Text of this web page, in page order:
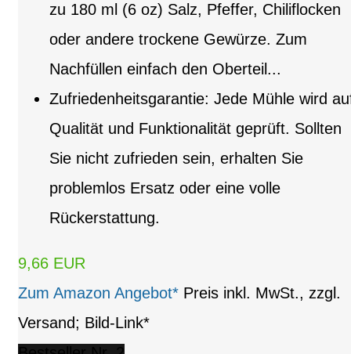
zu 180 ml (6 oz) Salz, Pfeffer, Chiliflocken
oder andere trockene Gewürze. Zum
Nachfüllen einfach den Oberteil...
Zufriedenheitsgarantie: Jede Mühle wird
Qualität und Funktionalität geprüft. Sollten
Sie nicht zufrieden sein, erhalten Sie
problemlos Ersatz oder eine volle
Rückerstattung.
9,66 EUR
Zum Amazon Angebot* Preis inkl. MwSt., zzgl.
Versand; Bild-Link*